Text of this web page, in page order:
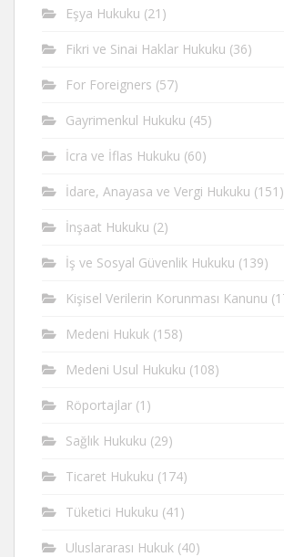
Eşya Hukuku (21)
Fikri ve Sinai Haklar Hukuku (36)
For Foreigners (57)
Gayrimenkul Hukuku (45)
İcra ve İflas Hukuku (60)
İdare, Anayasa ve Vergi Hukuku (151)
İnşaat Hukuku (2)
İş ve Sosyal Güvenlik Hukuku (139)
Kişisel Verilerin Korunması Kanunu
Medeni Hukuk (158)
Medeni Usul Hukuku (108)
Röportajlar (1)
Sağlık Hukuku (29)
Ticaret Hukuku (174)
Tüketici Hukuku (41)
Uluslararası Hukuk (40)